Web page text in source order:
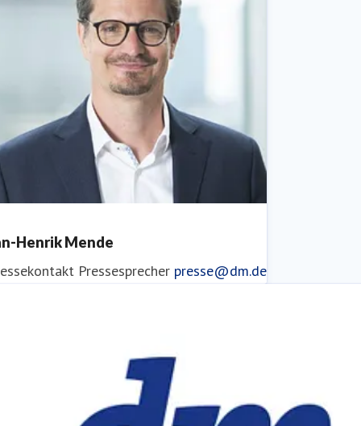
Henrik Mende
Pressesprecher presse@dm.de